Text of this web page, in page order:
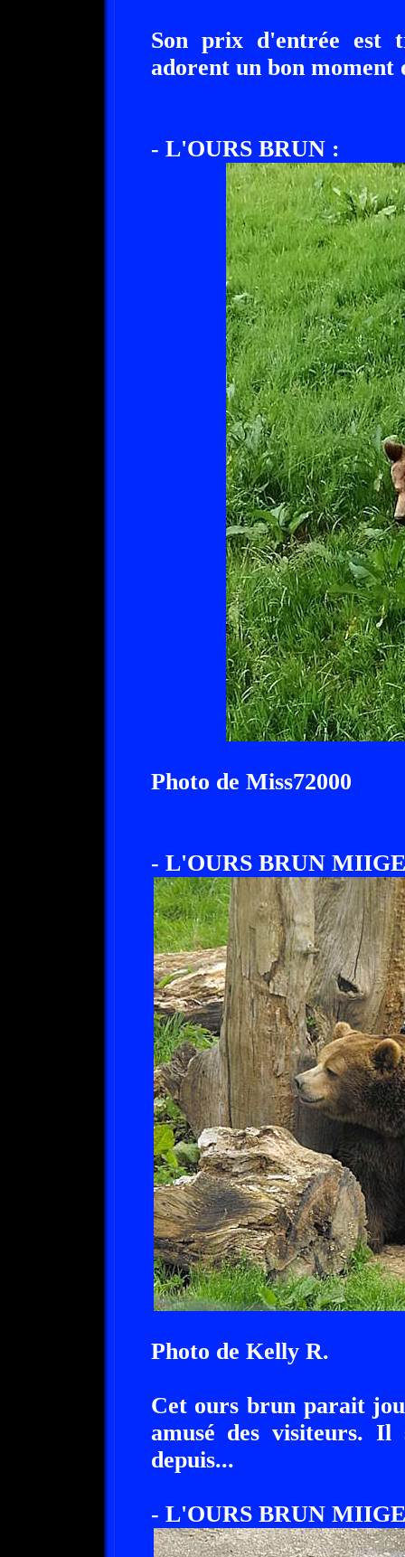
Son prix d'entrée est
adorent un bon moment
- L'OURS BRUN :
Photo de Miss72000
- L'OURS BRUN
Photo de Kelly R.
Cet ours brun parait
amusé des visiteurs.
depuis...
- L'OURS BRUN